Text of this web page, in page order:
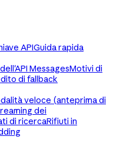
APIGuida rapida
MessagesMotivi di
di fallback
veloce (anteprima di
dei
di ricercaRifiuti in